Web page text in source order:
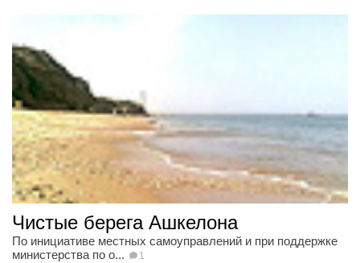
Чистые берега Ашкелона
По инициативе местных самоуправлений и при поддержке
министерства по о...
1